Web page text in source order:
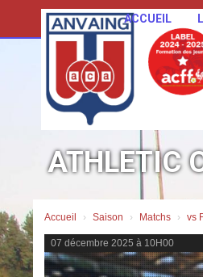
ACCUEIL
ATHLETIC
Accueil Saison Matchs vs
07 décembre 2025 à 10H00
des cookies